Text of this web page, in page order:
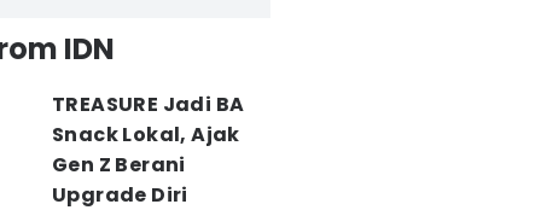
IDN
TREASURE Jadi BA
Snack Lokal, Ajak
Gen Z Berani
Upgrade Diri